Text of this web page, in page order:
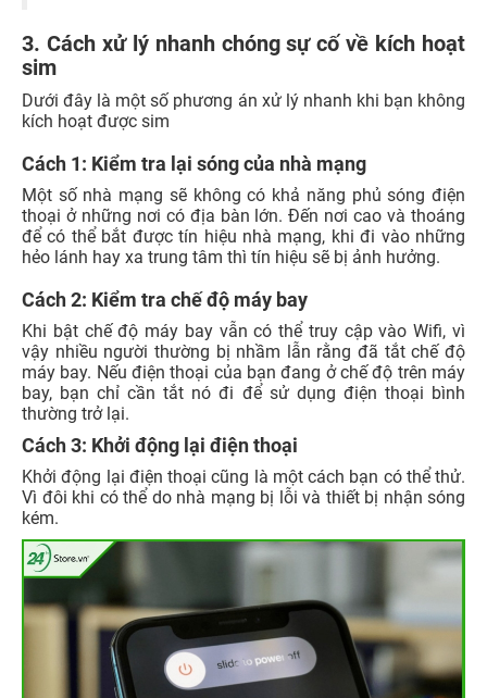
3. Cách xử lý nhanh chóng sự cố về kích hoạt
sim
Dưới đây là một số phương án xử lý nhanh khi bạn không
kích hoạt được sim
Cách 1: Kiểm tra lại sóng của nhà mạng
Một số nhà mạng sẽ không có khả năng phủ sóng điện
thoại ở những nơi có địa bàn lớn. Đến nơi cao và thoáng
để có thể bắt được tín hiệu nhà mạng, khi đi vào những
hẻo lánh hay xa trung tâm thì tín hiệu sẽ bị ảnh hưởng.
Cách 2: Kiểm tra chế độ máy bay
Khi bật chế độ máy bay vẫn có thể truy cập vào Wifi, vì
vậy nhiều người thường bị nhầm lẫn rằng đã tắt chế độ
máy bay. Nếu điện thoại của bạn đang ở chế độ trên máy
bay, bạn chỉ cần tắt nó đi để sử dụng điện thoại bình
thường trở lại.
Cách 3: Khởi động lại điện thoại
Khởi động lại điện thoại cũng là một cách bạn có thể thử.
Vì đôi khi có thể do nhà mạng bị lỗi và thiết bị nhận sóng
kém.